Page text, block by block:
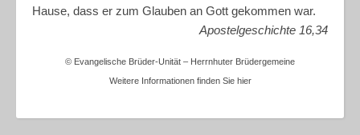
Hause, dass er zum Glauben an Gott gekommen war.
Apostelgeschichte 16,34
© Evangelische Brüder-Unität – Herrnhuter Brüdergemeine
Weitere Informationen finden Sie hier